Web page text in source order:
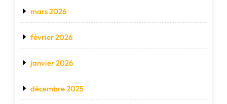
mars 2026
février 2026
janvier 2026
décembre 2025